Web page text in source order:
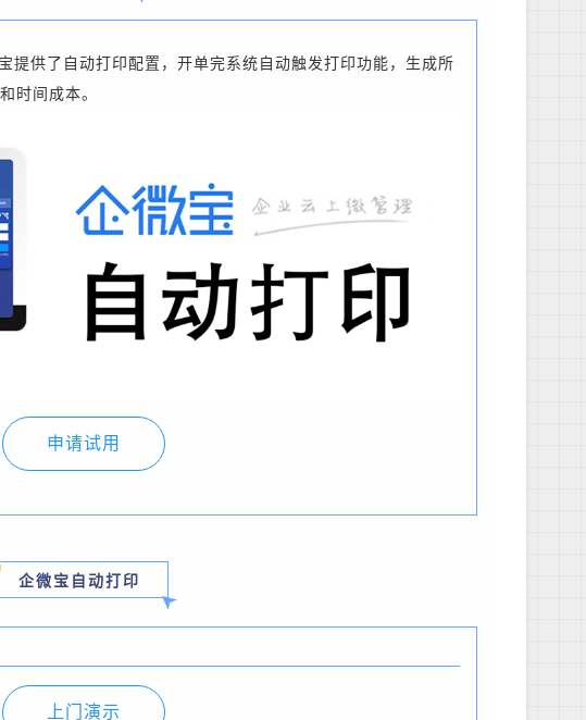
提供了自动打印配置，开单完系统自动触发打印功能，生成所
时间成本。
申请试用
企微宝自动打印
上门演示